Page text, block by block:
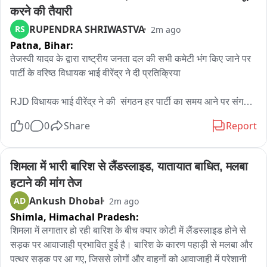
करने की तैयारी
RS RUPENDRA SHRIWASTVA 2m ago
Patna, Bihar:
तेजस्वी यादव के द्वारा राष्ट्रीय जनता दल की सभी कमेटी भंग किए जाने पर
पार्टी के वरिष्ठ विधायक भाई वीरेंद्र ने दी प्रतिक्रिया
RJD विधायक भाई वीरेंद्र ने की  संगठन हर पार्टी का समय आने पर संगठन
लगा कि संगठन को भंग करके नए सिरे से पूरे बिहार में घूमकर और मजबूत...
भाई वीरेंद्र RJD विधायक
हर कोई चाहता है कि हमारी पार्टी मजबूत हो। और मजबूत पार्टी को बनाने के
लिए निर्णय कड़ा लेना पड़ता है। यह कड़ा निर्णय है और नेता ने बहुत अच्छा
फैसला किया है—हमारे नेता तेजस्वी प्रसाद यादव जी ने, आदरणीय लालू
प्रसाद यादव जी ने। और हम मजबूत संगठन को बनाएंगे। लूंज-पूंज संगठन
हमारा नहीं रहेगा और इस बार आने वाले दिनों में हमारी सरकार आएगी。
0 0 Share Report
शिमला में भारी बारिश से लैंडस्लाइड, यातायात बाधित, मलबा
हटाने की मांग तेज
AD Ankush Dhobal 2m ago
Shimla, Himachal Pradesh:
शिमला में लगातार हो रही बारिश के बीच क्यार कोटी में लैंडस्लाइड होने से
सड़क पर आवाजाही प्रभावित हुई है। बारिश के कारण पहाड़ी से मलबा और
पत्थर सड़क पर आ गए, जिससे लोगों और वाहनों को आवाजाही में परेशानी